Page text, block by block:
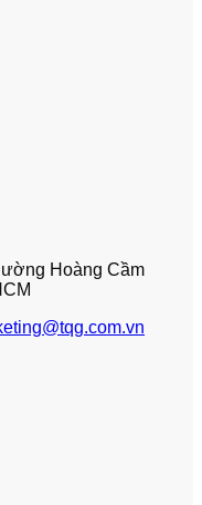
Hoàng Cầm